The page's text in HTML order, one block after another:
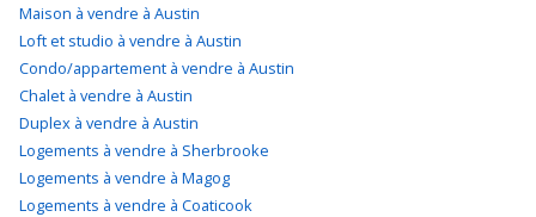
Maison à vendre à Austin
Loft et studio à vendre à Austin
Condo/appartement à vendre à Austin
Chalet à vendre à Austin
Duplex à vendre à Austin
Logements à vendre à Sherbrooke
Logements à vendre à Magog
Logements à vendre à Coaticook